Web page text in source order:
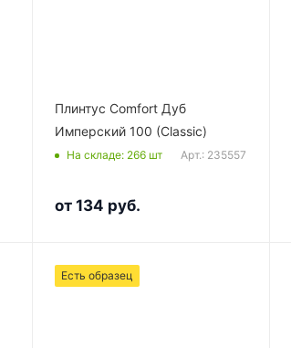
Плинтус Comfort Дуб
Имперский 100 (Classic)
На складе: 266 шт Арт.: 235557
от 134 руб.
Есть образец